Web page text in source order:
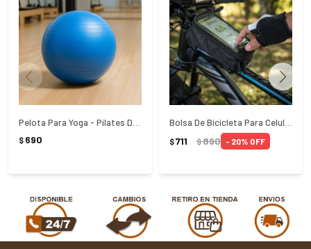
$ 690 $711 $890 20